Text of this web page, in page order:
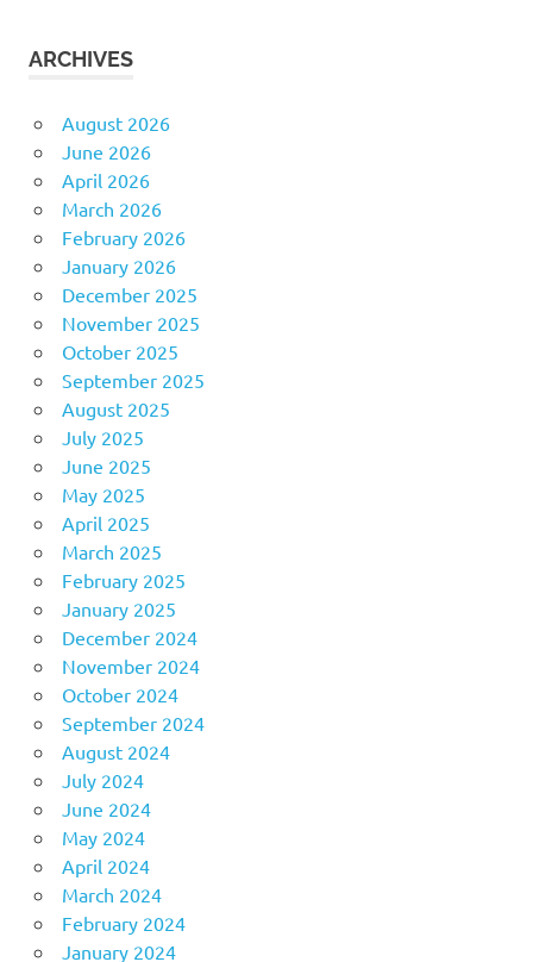
ARCHIVES
August 2026
June 2026
April 2026
March 2026
February 2026
January 2026
December 2025
November 2025
October 2025
September 2025
August 2025
July 2025
June 2025
May 2025
April 2025
March 2025
February 2025
January 2025
December 2024
November 2024
October 2024
September 2024
August 2024
July 2024
June 2024
May 2024
April 2024
March 2024
February 2024
January 2024